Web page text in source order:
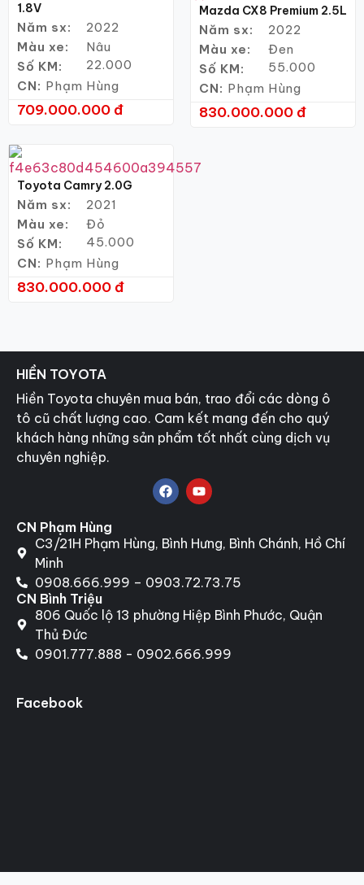
1.8V
Năm sx:
2022
Màu xe:
Nâu
Số KM:
22.000
CN: Phạm Hùng
709.000.000 đ
Mazda CX8 Premium 2.5L
Năm sx:
2022
Màu xe:
Đen
Số KM:
55.000
CN: Phạm Hùng
830.000.000 đ
Toyota Camry 2.0G
Năm sx:
2021
Màu xe:
Đỏ
Số KM:
45.000
CN: Phạm Hùng
830.000.000 đ
HIỀN TOYOTA
Hiền Toyota chuyên mua bán, trao đổi các dòng ô
tô cũ chất lượng cao. Cam kết mang đến cho quý
khách hàng những sản phẩm tốt nhất cùng dịch vụ
chuyên nghiệp.
CN Phạm Hùng
C3/21H Phạm Hùng, Bình Hưng, Bình Chánh, Hồ Chí
Minh
0908.666.999 – 0903.72.73.75
CN Bình Triệu
806 Quốc lộ 13 phường Hiệp Bình Phước, Quận
Thủ Đức
0901.777.888 - 0902.666.999
Facebook